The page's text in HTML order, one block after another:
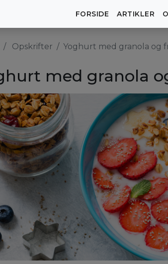
FORSIDE ARTIKLER
Opskrifter Yoghurt med granola og
med granola